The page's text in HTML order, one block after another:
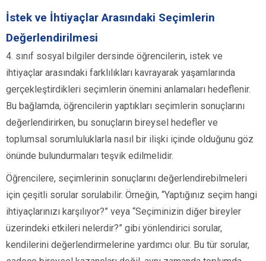
İstek ve İhtiyaçlar Arasındaki Seçimlerin
Değerlendirilmesi
4. sınıf sosyal bilgiler dersinde öğrencilerin, istek ve
ihtiyaçlar arasındaki farklılıkları kavrayarak yaşamlarında
gerçekleştirdikleri seçimlerin önemini anlamaları hedeflenir.
Bu bağlamda, öğrencilerin yaptıkları seçimlerin sonuçlarını
değerlendirirken, bu sonuçların bireysel hedefler ve
toplumsal sorumluluklarla nasıl bir ilişki içinde olduğunu göz
önünde bulundurmaları teşvik edilmelidir.
Öğrencilere, seçimlerinin sonuçlarını değerlendirebilmeleri
için çeşitli sorular sorulabilir. Örneğin, “Yaptığınız seçim hangi
ihtiyaçlarınızı karşılıyor?” veya “Seçiminizin diğer bireyler
üzerindeki etkileri nelerdir?” gibi yönlendirici sorular,
kendilerini değerlendirmelerine yardımcı olur. Bu tür sorular,